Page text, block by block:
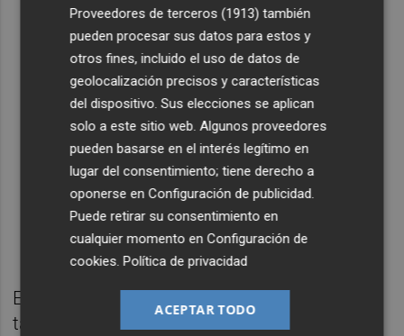
En la presentación, ambas concejalías
también han explicado cuáles son las
Proveedores de terceros (1913) también
pueden procesar sus datos para estos y
otros fines, incluido el uso de datos de
geolocalización precisos y características
del dispositivo. Sus elecciones se aplican
solo a este sitio web. Algunos proveedores
pueden basarse en el interés legítimo en
lugar del consentimiento; tiene derecho a
oponerse enConfiguración de publicidad.
Puede retirar su consentimiento en
cualquier momento enConfiguración de
cookies.Política de privacidad
ACEPTAR TODO